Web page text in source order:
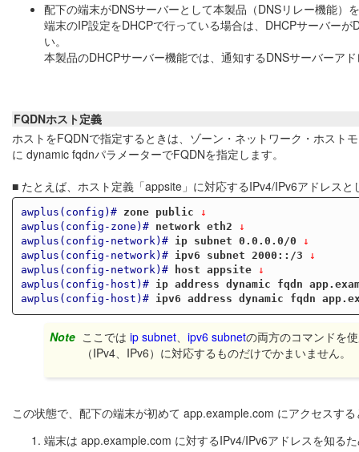
配下の端末がDNSサーバーとして本製品（DNSリレー機能）
端末のIP設定をDHCPで行っている場合は、DHCPサーバー
い。
本製品のDHCPサーバー機能では、通知するDNSサーバーア
FQDNホスト定義
ホストをFQDNで指定するときは、ゾーン・ネットワーク・ホスト
に dynamic fqdnパラメーターでFQDNを指定します。
■ たとえば、ホスト定義「appsite」に対応するIPv4/IPv6アドレス
awplus(config)# zone public ↓
awplus(config-zone)#
network eth2 ↓
awplus(config-network)#
ip subnet 0.0.0.0/0 ↓
awplus(config-network)#
ipv6 subnet 2000::/3 ↓
awplus(config-network)#
host appsite ↓
awplus(config-host)#
ip address dynamic fqdn
awplus(config-host)#
ipv6 address dynamic fqdn
Note ここではip subnet 、ipv6 subnetの両方のコマンドを
（IPv4、IPv6）に対応するものだけでかまいません。
この状態で、配下の端末が初めて app.example.com にアクセスす
端末は app.example.com に対するIPv4/IPv6アドレスを知る